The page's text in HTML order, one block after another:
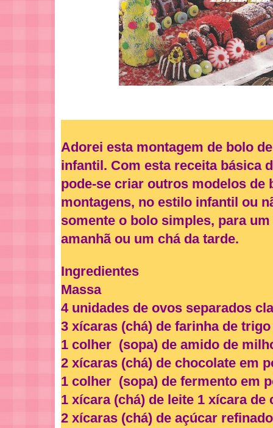
Adorei esta montagem de bolo
infantil. Com esta receita básica
pode-se criar outros modelos de
montagens, no estilo infantil ou
somente o bolo simples, para
amanhã ou um chá da tarde.
Ingredientes
Massa
4 unidades de ovos separados
3 xícaras (chá) de farinha de
1 colher (sopa) de amido de
2 xícaras (chá) de chocolate em
1 colher (sopa) de fermento em
1 xícara (chá) de leite 1 xícara
2 xícaras (chá) de açúcar refinado